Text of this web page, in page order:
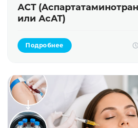
АСТ
или АсАТ)
Подробнее